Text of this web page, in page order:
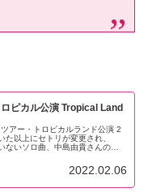
ピカル公演 Tropical Land
アー・トロピカルランド公演 2
た以上にセトリが変更され、
ないソロ曲、中島由貴さんの
2022.02.06